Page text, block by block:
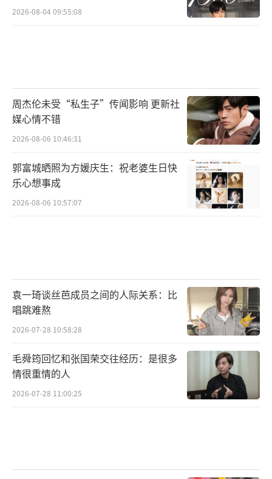
2026-08-04 09:55:08
周杰伦未受“私生子”传闻影响 更新社
媒心情不错
2026-08-06 10:46:31
郭富城晒照为方媛庆生：祝老婆生日快
乐心想事成
2026-08-06 10:57:07
袁一琦谈丝芭成员之间的人际关系：比
唱跳难熬
2026-07-28 10:58:28
毛舜筠回忆和张国荣交往经历：是很多
情很重情的人
2026-07-28 11:00:25